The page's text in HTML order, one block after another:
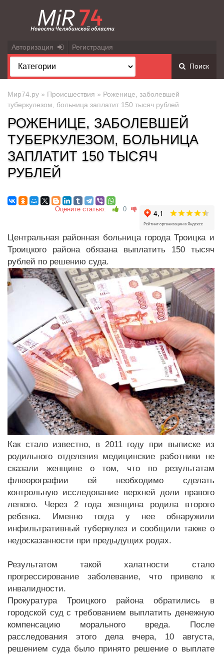
Авторизация Регистрация
Поиск
Мир74.ру » Происшествия » Роженице, заболевшей
туберкулезом, больница заплатит 150 тысяч рублей
РОЖЕНИЦЕ, ЗАБОЛЕВШЕЙ
ТУБЕРКУЛЕЗОМ, БОЛЬНИЦА
ЗАПЛАТИТ 150 ТЫСЯЧ
РУБЛЕЙ
Оцените статью: 0
Центральная районная больница города Троицка и
Троицкого района обязана выплатить 150 тысяч
рублей по решению суда.
Как стало известно, в 2011 году при выписке из
родильного отделения медицинские работники не
сказали женщине о том, что по результатам
флюорографии ей необходимо сделать
контрольную исследование верхней доли правого
легкого. Через 2 года женщина родила второго
ребенка. Именно тогда у нее обнаружили
инфильтративный туберкулез и сообщили также о
недосказанности при предыдущих родах.
Результатом такой халатности стало
прогрессирование заболевание, что привело к
инвалидности.
Прокуратура Троицкого района обратились в
городской суд с требованием выплатить денежную
компенсацию морального вреда. После
расследования этого дела вчера, 10 августа,
решением суда было принято решение о выплате